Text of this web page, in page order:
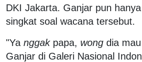
DKI Jakarta. Ganjar pun
singkat soal wacana tersebut.
"Ya nggakpapa, wong dia
Ganjar di Galeri Nasional